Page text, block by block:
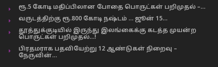
ரூ.5 கோடி மதிப்பிலான போதை பொருட்கள் பறிமுதல் –…
வருடத்திற்கு ரூ.800 கோடி நஷ்டம் … ஜூன் 15…
தூத்துக்குடியில் இருந்து இலங்கைக்கு கடத்த முயன்ற
பொருட்கள் பறிமுதல்…!
பிரதமராக பதவியேற்று 12 ஆண்டுகள் நிறைவு –
நேருவின்…